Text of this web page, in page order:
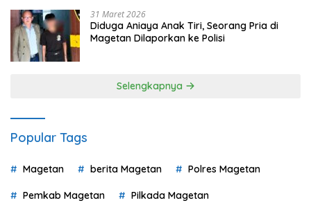
31 Maret 2026
Diduga Aniaya Anak Tiri, Seorang Pria di
Magetan Dilaporkan ke Polisi
Selengkapnya
Popular Tags
Magetan berita Magetan Polres Magetan
Pemkab Magetan Pilkada Magetan